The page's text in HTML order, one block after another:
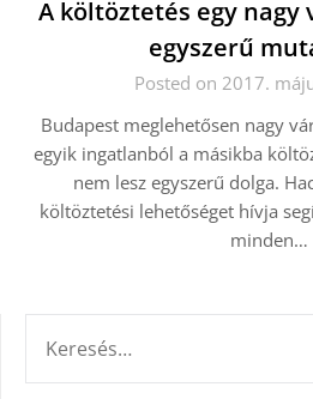
A költöztetés egy nagy
egyszerű
Posted on 2017.
Budapest meglehetősen nagy
egyik ingatlanból a másikba
nem lesz egyszerű dolga.
költöztetési lehetőséget hívja
minden…